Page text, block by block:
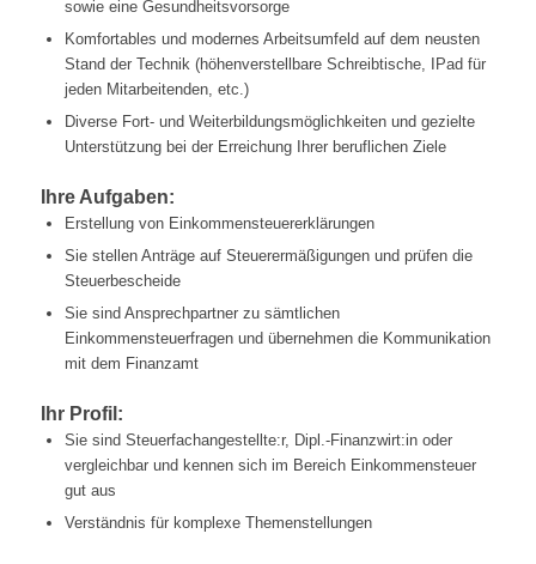
sowie eine Gesundheitsvorsorge
Komfortables und modernes Arbeitsumfeld auf dem neusten
Stand der Technik (höhenverstellbare Schreibtische, IPad für
jeden Mitarbeitenden, etc.)
Diverse Fort- und Weiterbildungsmöglichkeiten und gezielte
Unterstützung bei der Erreichung Ihrer beruflichen Ziele
Ihre Aufgaben:
Erstellung von Einkommensteuererklärungen
Sie stellen Anträge auf Steuerermäßigungen und prüfen die
Steuerbescheide
Sie sind Ansprechpartner zu sämtlichen
Einkommensteuerfragen und übernehmen die Kommunikation
mit dem Finanzamt
Ihr Profil:
Sie sind Steuerfachangestellte:r, Dipl.-Finanzwirt:in oder
vergleichbar und kennen sich im Bereich Einkommensteuer
gut aus
Verständnis für komplexe Themenstellungen